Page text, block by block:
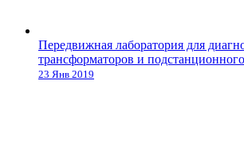
Передвижная лаборатория для
трансформаторов и
23 Янв 2019